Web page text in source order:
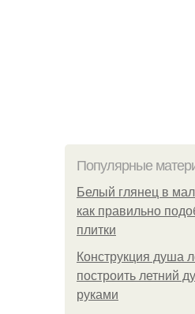
Популярные
Белый глянец в
как правильно
плитки
Конструкция душа
построить летний
руками